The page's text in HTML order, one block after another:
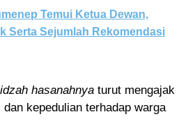
Temui Ketua Dewan,
Serta Sejumlah Rekomendasi
hasanahnya turut mengajak
kepedulian terhadap warga